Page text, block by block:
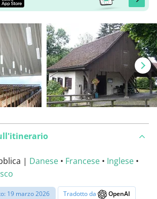
| Danese • Francese • Inglese •
19 marzo 2026 Tradotto da OpenAI